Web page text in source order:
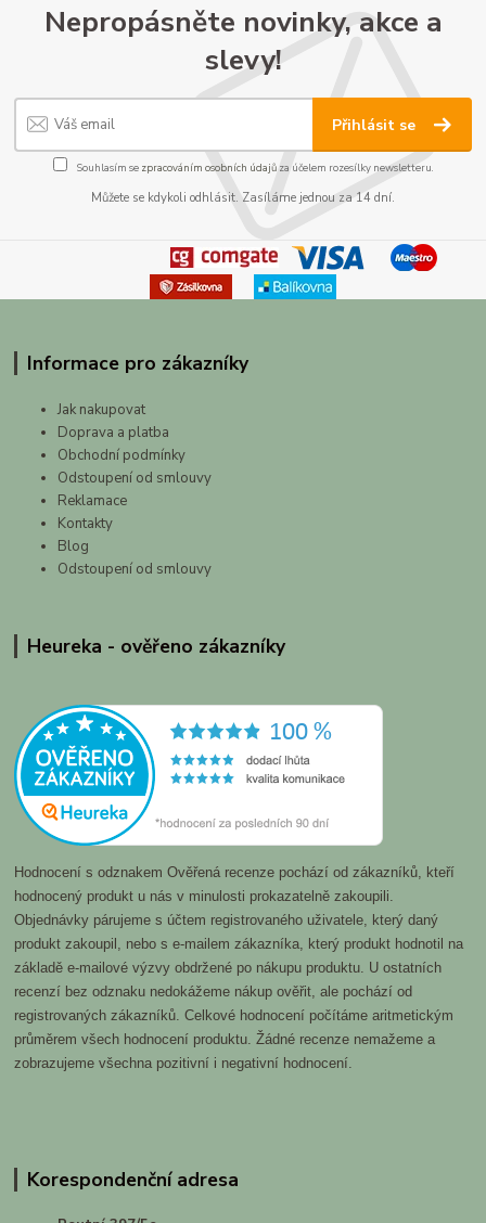
Nepropásněte novinky, akce a
slevy!
Přihlásit se
Souhlasím se zpracováním osobních údajůza účelem rozesílky newsletteru.
Můžete se kdykoli odhlásit. Zasíláme jednou za 14 dní.
Informace pro zákazníky
Jak nakupovat
Doprava a platba
Obchodní podmínky
Odstoupení od smlouvy
Reklamace
Kontakty
Blog
Odstoupení od smlouvy
Heureka - ověřeno zákazníky
Hodnocení s odznakem Ověřená recenze pochází od zákazníků, kteří
hodnocený produkt u nás v minulosti prokazatelně zakoupili.
Objednávky párujeme s účtem registrovaného uživatele, který daný
produkt zakoupil, nebo s e-mailem zákazníka, který produkt hodnotil na
základě e-mailové výzvy obdržené po nákupu produktu. U ostatních
recenzí bez odznaku nedokážeme nákup ověřit, ale pochází od
registrovaných zákazníků. Celkové hodnocení počítáme aritmetickým
průměrem všech hodnocení produktu. Žádné recenze nemažeme a
zobrazujeme všechna pozitivní i negativní hodnocení.
Korespondenční adresa